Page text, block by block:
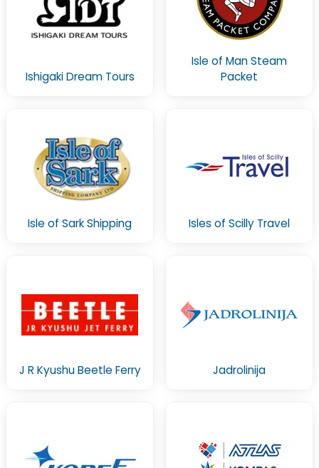
Ishigaki Dream Tours
Isle of Man Steam
Packet
Isle of Sark Shipping Isles of Scilly Travel
J R Kyushu Beetle Ferry Jadrolinija